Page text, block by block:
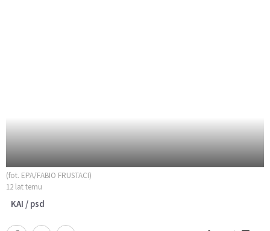
(fot. EPA/FABIO FRUSTACI)
12 lat temu
KAI / psd